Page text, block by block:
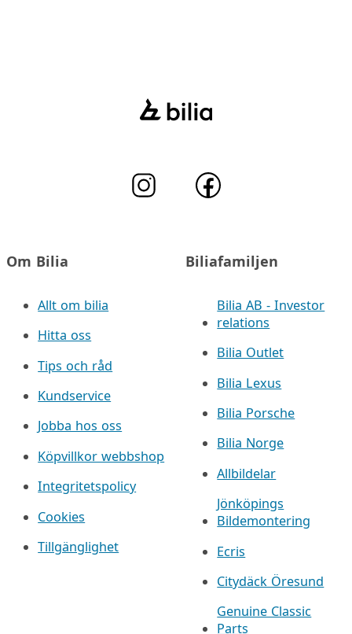
Om Bilia
Allt om bilia
Hitta oss
Tips och råd
Kundservice
Jobba hos oss
Köpvillkor webbshop
Integritetspolicy
Cookies
Tillgänglighet
Biliafamiljen
Bilia AB - Investor
relations
Bilia Outlet
Bilia Lexus
Bilia Porsche
Bilia Norge
Allbildelar
Jönköpings
Bildemontering
Ecris
Citydäck Öresund
Genuine Classic
Parts